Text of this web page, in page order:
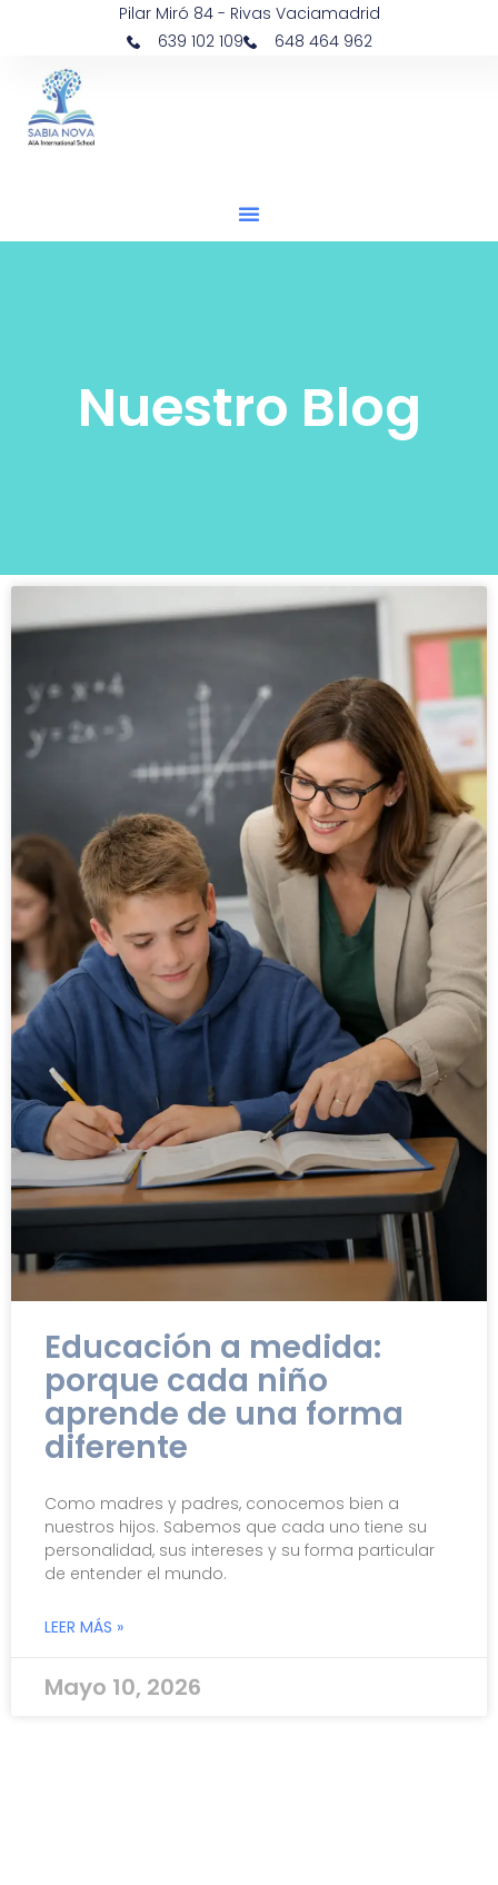
Pilar Miró 84 - Rivas Vaciamadrid
639 102 109
648 464 962
Nuestro Blog
Educación a medida:
porque cada niño
aprende de una forma
diferente
Como madres y padres, conocemos bien a
nuestros hijos. Sabemos que cada uno tiene su
personalidad, sus intereses y su forma particular
de entender el mundo.
LEER MÁS »
Mayo 10, 2026